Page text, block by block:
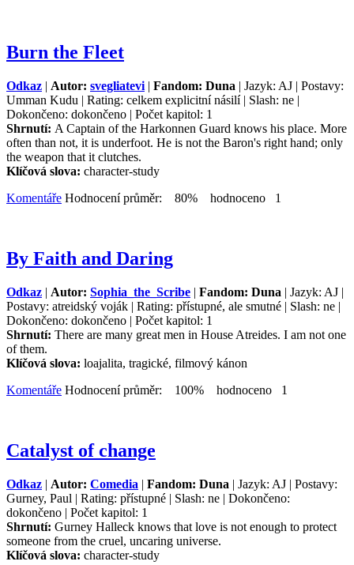
Burn the Fleet
Odkaz | Autor: svegliatevi | Fandom: Duna | Jazyk: AJ | Postavy:
Umman Kudu | Rating: celkem explicitní násilí | Slash: ne |
Dokončeno: dokončeno | Počet kapitol: 1
Shrnutí: A Captain of the Harkonnen Guard knows his place. More
often than not, it is underfoot. He is not the Baron's right hand; only
the weapon that it clutches.
Klíčová slova: character-study
Komentáře Hodnocení průměr: 80% hodnoceno 1
By Faith and Daring
Odkaz | Autor: Sophia_the_Scribe | Fandom: Duna | Jazyk: AJ |
Postavy: atreidský voják | Rating: přístupné, ale smutné | Slash: ne |
Dokončeno: dokončeno | Počet kapitol: 1
Shrnutí: There are many great men in House Atreides. I am not one
of them.
Klíčová slova: loajalita, tragické, filmový kánon
Komentáře Hodnocení průměr: 100% hodnoceno 1
Catalyst of change
Odkaz | Autor: Comedia | Fandom: Duna | Jazyk: AJ | Postavy:
Gurney, Paul | Rating: přístupné | Slash: ne | Dokončeno:
dokončeno | Počet kapitol: 1
Shrnutí: Gurney Halleck knows that love is not enough to protect
someone from the cruel, uncaring universe.
Klíčová slova: character-study